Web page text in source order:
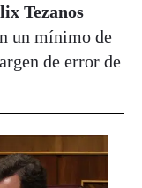
Tezanos
un mínimo de
de error de